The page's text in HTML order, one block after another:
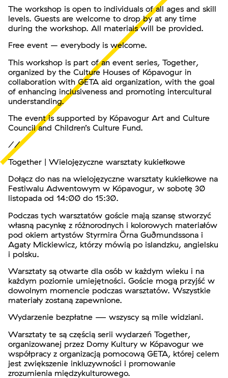
The workshop is open to individuals of all ages and skill
levels. Guests are welcome to drop by at any time
during the workshop. All materials will be provided.
Free event – everybody is welcome.
This workshop is part of an event series, Together,
organized by the Culture Houses of Kópavogur in
collaboration with GETA aid organization, with the goal
of enhancing inclusiveness and promoting intercultural
understanding.
The event is supported by Kópavogur Art and Culture
Council and Children’s Culture Fund.
//
Together | Wielojęzyczne warsztaty kukiełkowe
Dołącz do nas na wielojęzyczne warsztaty kukiełkowe na
Festiwalu Adwentowym w Kópavogur, w sobotę 30
listopada od 14:00 do 15:30.
Podczas tych warsztatów goście mają szansę stworzyć
własną pacynkę z różnorodnych i kolorowych materiałów
pod okiem artystów Styrmira Örna Guðmundssona i
Agaty Mickiewicz, którzy mówią po islandzku, angielsku
i polsku.
Warsztaty są otwarte dla osób w każdym wieku i na
każdym poziomie umiejętności. Goście mogą przyjść w
dowolnym momencie podczas warsztatów. Wszystkie
materiały zostaną zapewnione.
Wydarzenie bezpłatne — wszyscy są mile widziani.
Warsztaty te są częścią serii wydarzeń Together,
organizowanej przez Domy Kultury w Kópavogur we
współpracy z organizacją pomocową GETA, której celem
jest zwiększenie inkluzywności i promowanie
zrozumienia międzykulturowego.